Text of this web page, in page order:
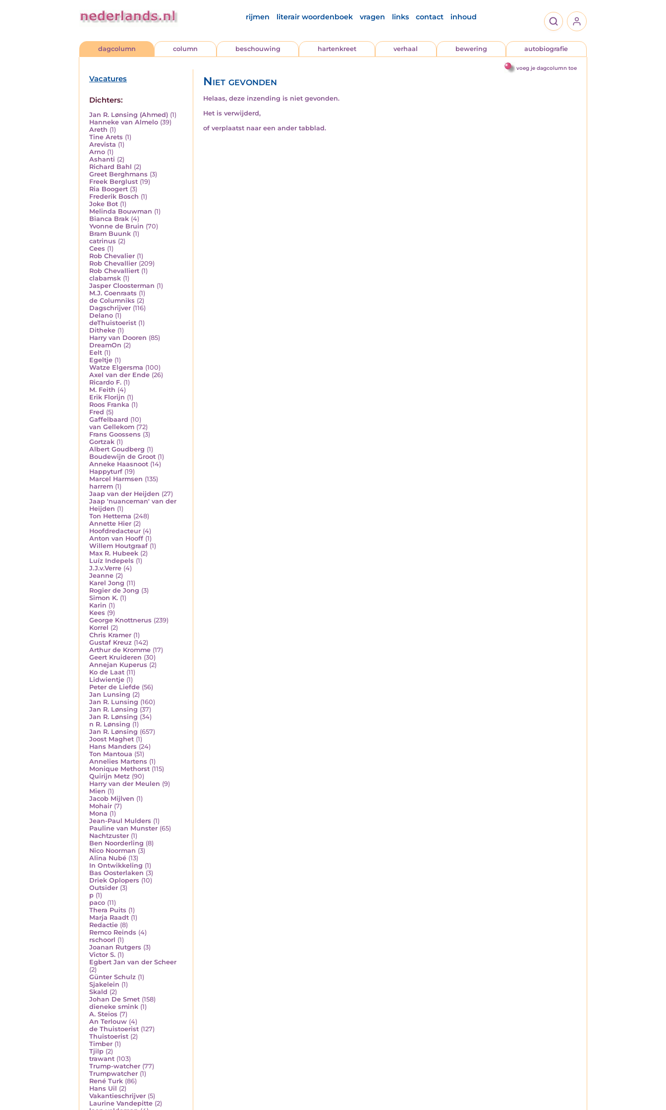
rijmen literair woordenboek vragen links contact inhoud
dagcolumn column beschouwing hartenkreet verhaal bewering autobiografie
voeg je dagcolumn toe
Vacatures
Dichters:
Jan R. Lønsing (Ahmed) (1)
Hanneke van Almelo (39)
Areth (1)
Tine Arets (1)
Arevista (1)
Arno (1)
Ashanti (2)
Richard Bahl (2)
Greet Berghmans (3)
Freek Berglust (19)
Ria Boogert (3)
Frederik Bosch (1)
Joke Bot (1)
Melinda Bouwman (1)
Bianca Brak (4)
Yvonne de Bruin (70)
Bram Buunk (1)
catrinus (2)
Cees (1)
Rob Chevalier (1)
Rob Chevallier (209)
Rob Chevalliert (1)
clabamsk (1)
Jasper Cloosterman (1)
M.J. Coenraats (1)
de Columniks (2)
Dagschrijver (116)
Delano (1)
deThuistoerist (1)
Ditheke (1)
Harry van Dooren (85)
DreamOn (2)
Eelt (1)
Egeltje (1)
Watze Elgersma (100)
Axel van der Ende (26)
Ricardo F. (1)
M. Feith (4)
Erik Florijn (1)
Roos Franka (1)
Fred (5)
Gaffelbaard (10)
van Gellekom (72)
Frans Goossens (3)
Gortzak (1)
Albert Goudberg (1)
Boudewijn de Groot (1)
Anneke Haasnoot (14)
Happyturf (19)
Marcel Harmsen (135)
harrem (1)
Jaap van der Heijden (27)
Jaap 'nuanceman' van der
Heijden (1)
Ton Hettema (248)
Annette Hier (2)
Hoofdredacteur (4)
Anton van Hooff (1)
Willem Houtgraaf (1)
Max R. Hubeek (2)
Luíz Indepels (1)
J.J.v.Verre (4)
Jeanne (2)
Karel Jong (11)
Rogier de Jong (3)
Simon K. (1)
Karin (1)
Kees (9)
George Knottnerus (239)
Korrel (2)
Chris Kramer (1)
Gustaf Kreuz (142)
Arthur de Kromme (17)
Geert Kruideren (30)
Annejan Kuperus (2)
Ko de Laat (11)
Lidwientje (1)
Peter de Liefde (56)
Jan Lunsing (2)
Jan R. Lunsing (160)
Jan R. Lønsing (37)
Jan R. Lønsing (34)
n R. Lønsing (1)
Jan R. Lønsing (657)
Joost Maghet (1)
Hans Manders (24)
Ton Mantoua (51)
Annelies Martens (1)
Monique Methorst (115)
Quirijn Metz (90)
Harry van der Meulen (9)
Mien (1)
Jacob Mijlven (1)
Mohair (7)
Mona (1)
Jean-Paul Mulders (1)
Pauline van Munster (65)
Nachtzuster (1)
Ben Noorderling (8)
Nico Noorman (3)
Alina Nubé (13)
In Ontwikkeling (1)
Bas Oosterlaken (3)
Driek Oplopers (10)
Outsider (3)
p (1)
paco (11)
Thera Puits (1)
Marja Raadt (1)
Redactie (8)
Remco Reinds (4)
rschoorl (1)
Joanan Rutgers (3)
Victor S. (1)
Egbert Jan van der Scheer
(2)
Günter Schulz (1)
Sjakelein (1)
Skald (2)
Johan De Smet (158)
dieneke smink (1)
A. Steios (7)
An Terlouw (4)
de Thuistoerist (127)
Thuistoerist (2)
Timber (1)
Tjilp (2)
trawant (103)
Trump-watcher (77)
Trumpwatcher (1)
René Turk (86)
Hans Uil (2)
Vakantieschrijver (5)
Laurine Vandepitte (2)
Niet gevonden
Helaas, deze inzending is niet gevonden.
Het is verwijderd,
of verplaatst naar een ander tabblad.